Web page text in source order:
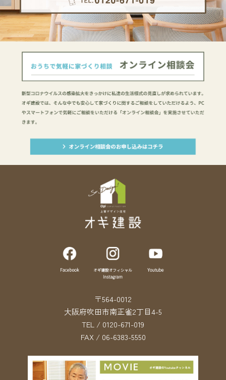
〒564-0012
大阪府吹田市南正雀2丁目4-5
TEL / 0120-671-019
FAX / 06-6383-5550